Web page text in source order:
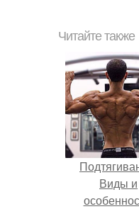
Читайте также
Виды и